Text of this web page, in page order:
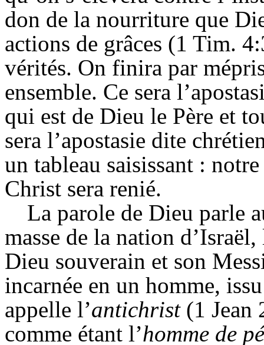
don de la nourriture que
actions de grâces (1 Tim.
vérités. On finira par
ensemble. Ce sera
qui est de Dieu le Père et
sera l’apostasie dite
un tableau saisissant :
Christ sera renié.
La parole de Dieu parle
masse de la nation
Dieu souverain et son
incarnée en un homme,
appelle l’antichrist(1 Jean
comme étant l’homme de